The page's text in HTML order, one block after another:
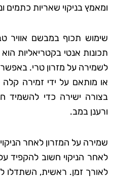
ומאמץ בניקוי שאריות כתמים
שימוש תכוף במבשם אוויר
תכונות אנטי בקטריאליות
לשמירה על מזרון טרי.
או מותאם על ידי זמירה
בצורה ישירה כדי להשמיד
ורענן במב.
שמירה על המזרון לאחר הניקוי
לאחר הניקוי חשוב להקפיד
לאורך זמן. ראשית, השתדלו